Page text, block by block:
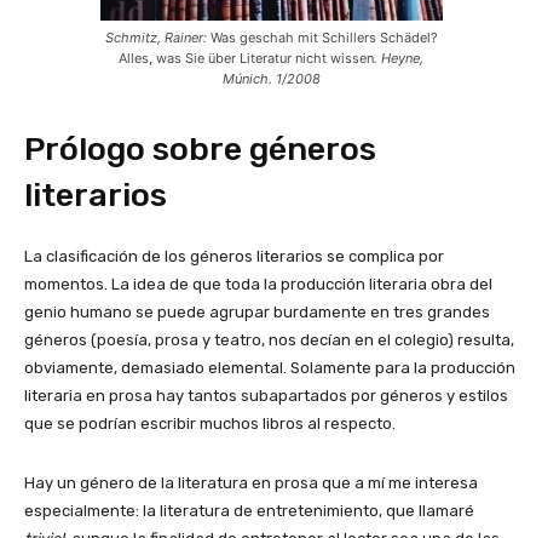
Schmitz, Rainer: Was geschah mit Schillers Schädel?
Alles, was Sie über Literatur nicht wissen. Heyne,
Múnich. 1/2008
Prólogo sobre géneros
literarios
La clasificación de los géneros literarios se complica por
momentos. La idea de que toda la producción literaria obra del
genio humano se puede agrupar burdamente en tres grandes
géneros (poesía, prosa y teatro, nos decían en el colegio) resulta,
obviamente, demasiado elemental. Solamente para la producción
literaria en prosa hay tantos subapartados por géneros y estilos
que se podrían escribir muchos libros al respecto.
Hay un género de la literatura en prosa que a mí me interesa
especialmente: la literatura de entretenimiento, que llamaré